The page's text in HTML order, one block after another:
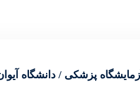
پزشکی / دانشگاه